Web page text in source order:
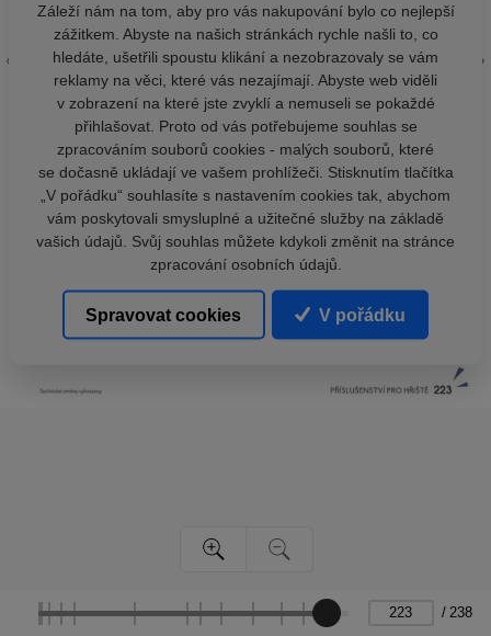
/ 238
Záleží nám na tom, aby pro vás nakupování bylo co nejlepší
zážitkem. Abyste na našich stránkách rychle našli to, co
hledáte, ušetřili spoustu klikání a nezobrazovaly se vám
reklamy na věci, které vás nezajímají. Abyste web viděli
v zobrazení na které jste zvyklí a nemuseli se pokaždé
přihlašovat. Proto od vás potřebujeme souhlas se
zpracováním souborů cookies - malých souborů, které
se dočasně ukládají ve vašem prohlížeči. Stisknutím tlačítka
„V pořádku“ souhlasíte s nastavením cookies tak, abychom
vám poskytovali smysluplné a užitečné služby na základě
vašich údajů. Svůj souhlas můžete kdykoli změnit na stránce
zpracování osobních údajů.
Spravovat cookies V pořádku